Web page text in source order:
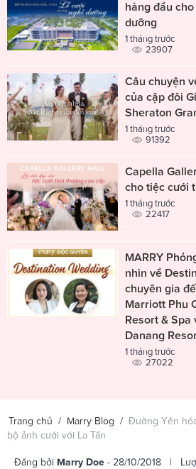
hàng đầu
dưỡng
1 tháng trước
23907
Câu chuyện
của cặp đôi
Sheraton
1 tháng trước
91392
Capella
cho tiệc cưới
1 tháng trước
22417
MARRY
nhìn về
chuyên gia
Marriott Phu
Resort & Spa
Danang
1 tháng trước
27022
Trang chủ / Marry Blog / Đường Yên
bộ ảnh cưới với La Tấn
Đăng bởi Marry Doe - 28/10/2018 |